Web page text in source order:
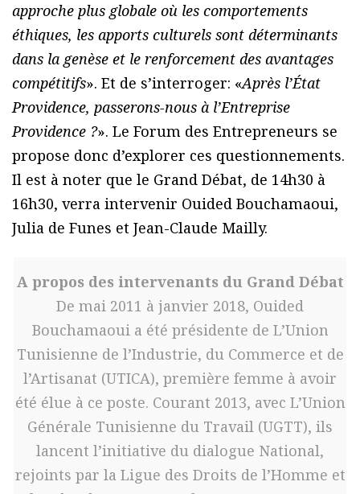
approche plus globale où les comportements
éthiques, les apports culturels sont déterminants
dans la genèse et le renforcement des avantages
compétitifs». Et de s’interroger: «Après l’État
Providence, passerons-nous à l’Entreprise
Providence ?». Le Forum des Entrepreneurs se
propose donc d’explorer ces questionnements.
Il est à noter que le Grand Débat, de 14h30 à
16h30, verra intervenir Ouided Bouchamaoui,
Julia de Funes et Jean-Claude Mailly.
A propos des intervenants du Grand Débat
De mai 2011 à janvier 2018, Ouided
Bouchamaoui a été présidente de L’Union
Tunisienne de l’Industrie, du Commerce et de
l’Artisanat (UTICA), première femme à avoir
été élue à ce poste. Courant 2013, avec L’Union
Générale Tunisienne du Travail (UGTT), ils
lancent l’initiative du dialogue National,
rejoints par la Ligue des Droits de l’Homme et